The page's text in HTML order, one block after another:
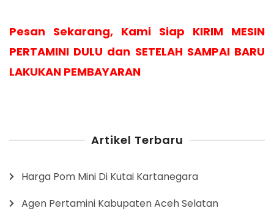
Pesan Sekarang, Kami Siap KIRIM MESIN
PERTAMINI DULU dan SETELAH SAMPAI BARU
LAKUKAN PEMBAYARAN
Artikel Terbaru
Harga Pom Mini Di Kutai Kartanegara
Agen Pertamini Kabupaten Aceh Selatan